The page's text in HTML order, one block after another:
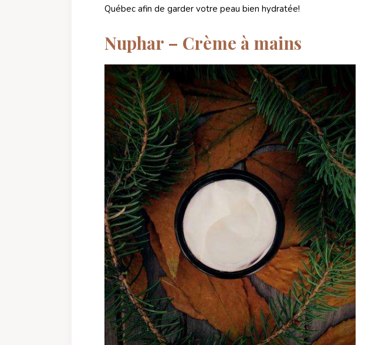
Québec afin de garder votre peau bien hydratée!
Nuphar – Crème à mains